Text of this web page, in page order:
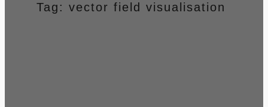
Tag: vector field visualisation